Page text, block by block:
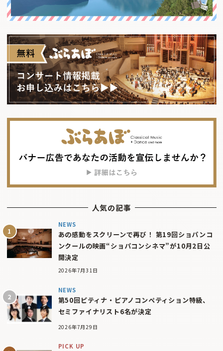
人気の記事
NEWS
あの感動をスクリーンで再び！ 第19回ショパンコ
ンクールの映画“ショパコンシネマ”が10月2日公
開決定
2026年7月31日
NEWS
第50回ピティナ・ピアノコンペティション特級、
セミファイナリスト6名が決定
2026年7月29日
PICK UP